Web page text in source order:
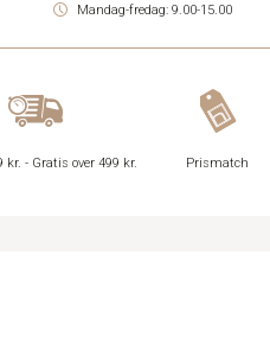
Mandag-fredag: 9.00-15.00
kr. - Gratis over 499 kr. Prismatch